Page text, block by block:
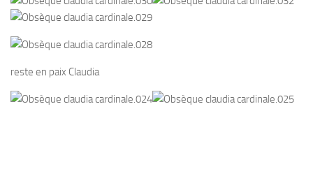
reste en paix Claudia